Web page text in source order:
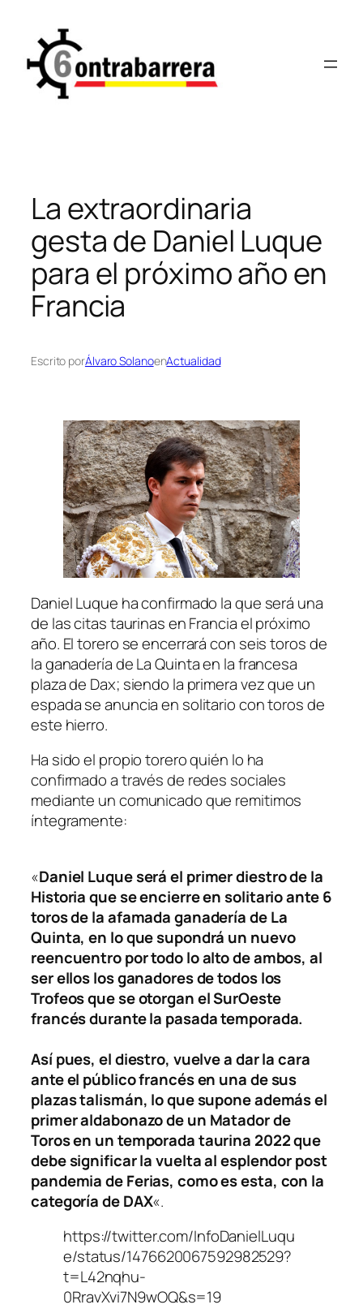
contenido
La extraordinaria
gesta de Daniel Luque
para el próximo año en
Francia
Escrito porÁlvaro SolanoenActualidad
Daniel Luque ha confirmado la que será una
de las citas taurinas en Francia el próximo
año. El torero se encerrará con seis toros de
la ganadería de La Quinta en la francesa
plaza de Dax; siendo la primera vez que un
espada se anuncia en solitario con toros de
este hierro.
Ha sido el propio torero quién lo ha
confirmado a través de redes sociales
mediante un comunicado que remitimos
íntegramente:
«Daniel Luque será el primer diestro de la
Historia que se encierre en solitario ante 6
toros de la afamada ganadería de La
Quinta, en lo que supondrá un nuevo
reencuentro por todo lo alto de ambos, al
ser ellos los ganadores de todos los
Trofeos que se otorgan el SurOeste
francés durante la pasada temporada.
Así pues, el diestro, vuelve a dar la cara
ante el público francés en una de sus
plazas talismán, lo que supone además el
primer aldabonazo de un Matador de
Toros en un temporada taurina 2022 que
debe significar la vuelta al esplendor post
pandemia de Ferias, como es esta, con la
categoría de DAX«.
https://twitter.com/InfoDanielLuqu
e/status/1476620067592982529?
t=L42nqhu-
0RravXvi7N9wOQ&s=19